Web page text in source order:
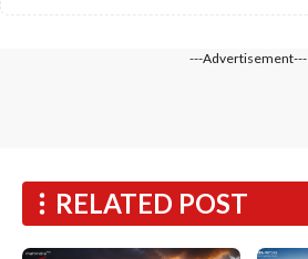
---Advertisement---
RELATED POST